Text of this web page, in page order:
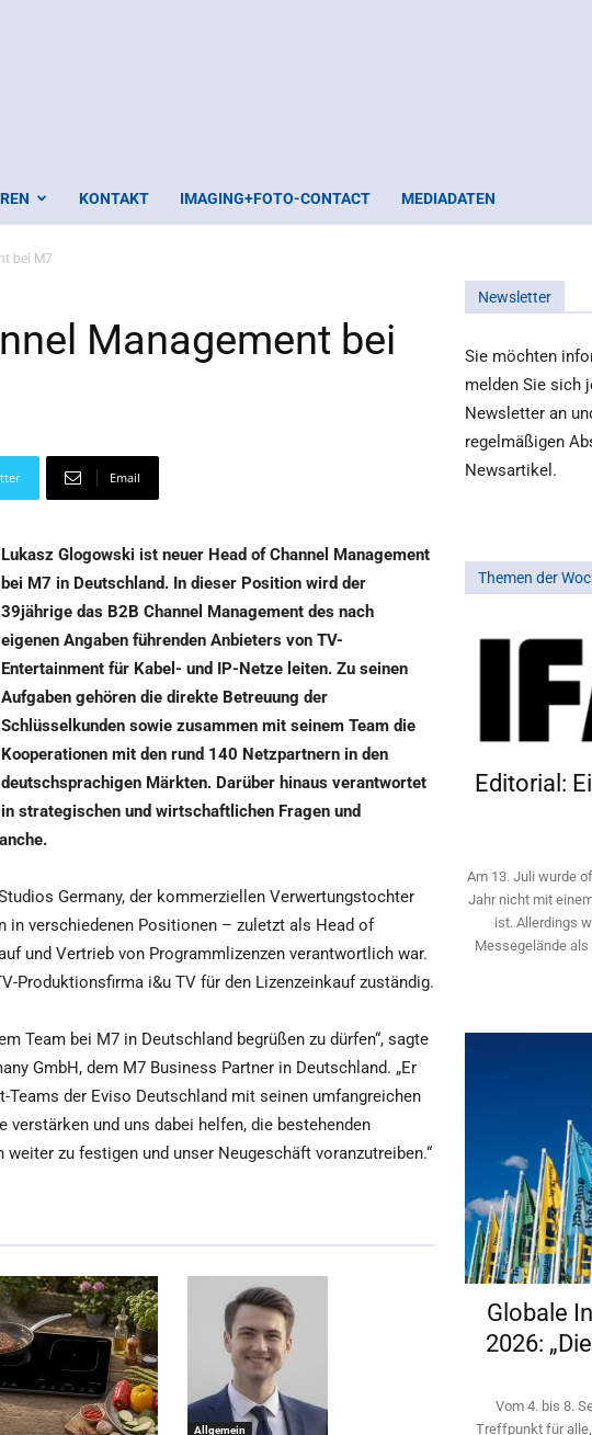
KONTAKT IMAGING+FOTO-CONTACT MEDIADATEN
bei M7
Management bei
Email
Lukasz Glogowski ist neuer Head of Channel Management
bei M7 in Deutschland. In dieser Position wird der
39jährige das B2B Channel Management des nach
eigenen Angaben führenden Anbieters von TV-
Entertainment für Kabel- und IP-Netze leiten. Zu seinen
Aufgaben gehören die direkte Betreuung der
Schlüsselkunden sowie zusammen mit seinem Team die
Kooperationen mit den rund 140 Netzpartnern in den
deutschsprachigen Märkten. Darüber hinaus verantwortet
strategischen und wirtschaftlichen Fragen und
Germany, der kommerziellen Verwertungstochter
in verschiedenen Positionen – zuletzt als Head of
und Vertrieb von Programmlizenzen verantwortlich war.
Produktionsfirma i&u TV für den Lizenzeinkauf zuständig.
Team bei M7 in Deutschland begrüßen zu dürfen“, sagte
GmbH, dem M7 Business Partner in Deutschland. „Er
der Eviso Deutschland mit seinen umfangreichen
verstärken und uns dabei helfen, die bestehenden
zu festigen und unser Neugeschäft voranzutreiben.“
Allgemein
Newsletter
Sie möchten
melden Sie sich
Newsletter an
regelmäßigen
Newsartikel.
Themen der
Editorial:
Am 13. Juli wurde
Jahr nicht mit
ist. Allerdings
Messegelände
Globale
2026:
Vom 4. bis 8.
Treffpunkt für